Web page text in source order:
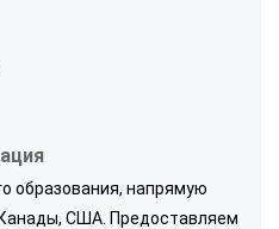
образования, напрямую
США. Предоставляем